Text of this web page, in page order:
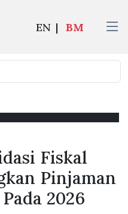
EN | BM
Fiskal
Pinjaman
2026